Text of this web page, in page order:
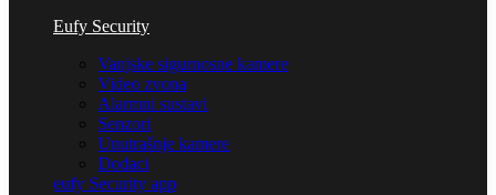
Eufy Security
Vanjske sigurnosne kamere
Video zvona
Alarmni sustavi
Senzori
Unutrašnje kamere
Dodaci
eufy Security app